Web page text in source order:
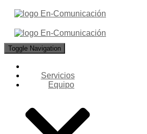
Toggle Navigation
Servicios
Equipo